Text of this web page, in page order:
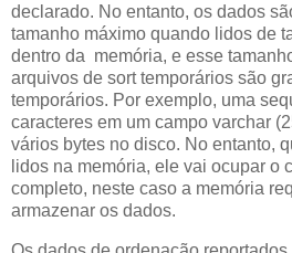
declarado. No entanto, os dados
tamanho máximo quando lidos de
dentro da memória, e esse
arquivos de sort temporários são
temporários. Por exemplo, uma
caracteres em um campo varchar
vários bytes no disco. No entanto,
lidos na memória, ele vai ocupar o
completo, neste caso a memória
armazenar os dados.